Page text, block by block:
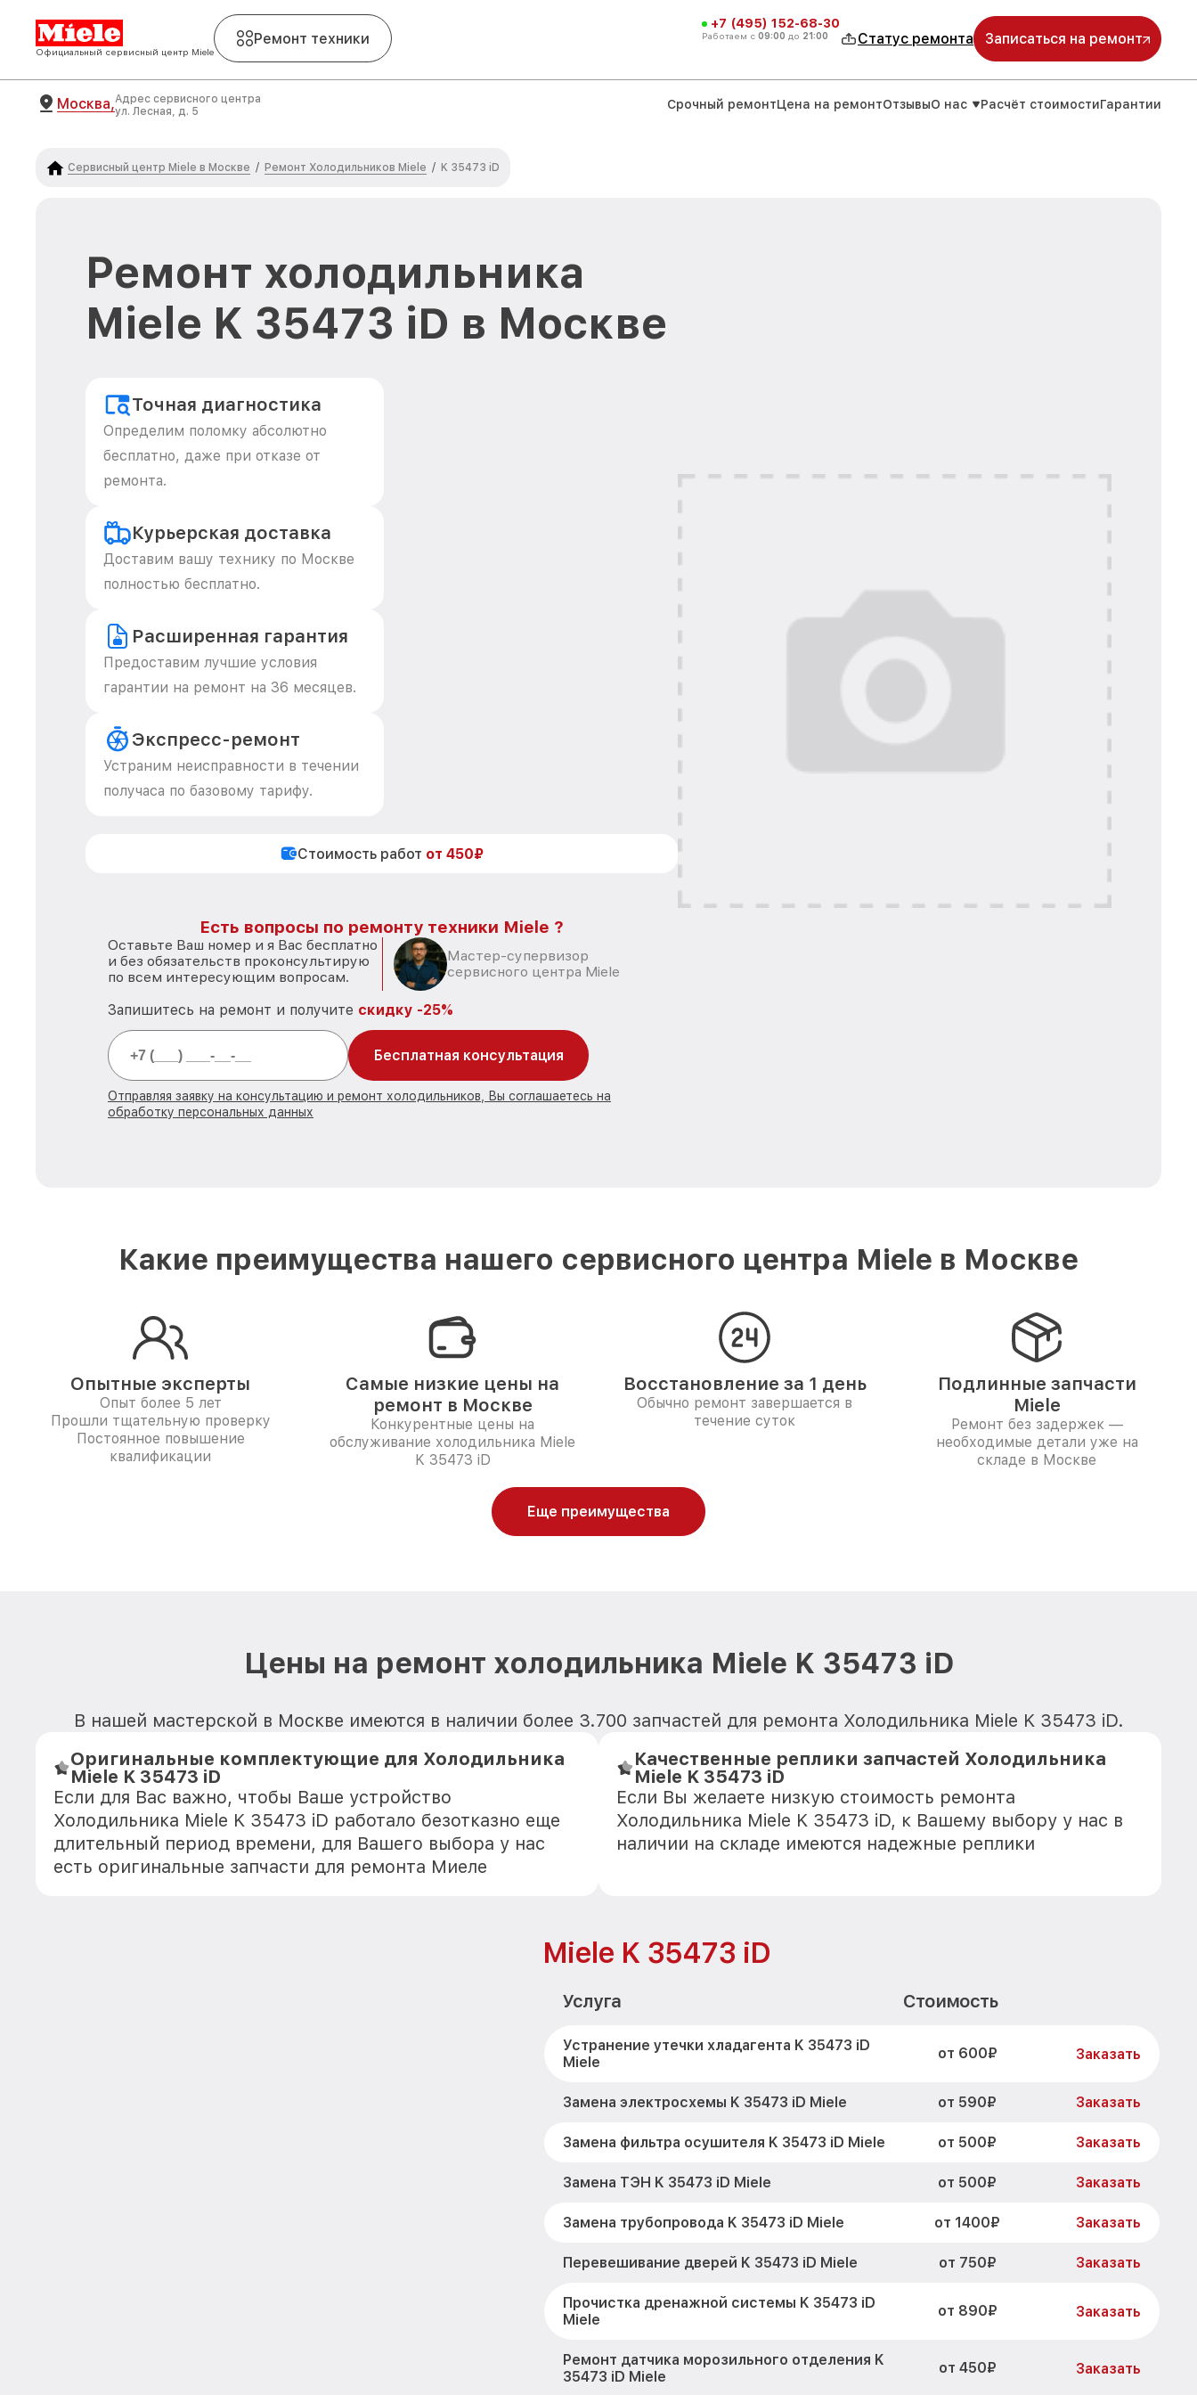
Официальный сервисный центр Miele
Ремонт техники
+7 (495) 152-68-30
Работаем с 09:00 до 21:00 Статус ремонта Записаться на ремонт
Москва,Адрес сервисного центра
ул. Лесная, д. 5
Срочный ремонтЦена на ремонтОтзывыО нас Расчёт стоимостиГарантии
Сервисный центр Miele в Москве / Ремонт Холодильников Miele / K 35473 iD
Ремонт холодильника
Miele K 35473 iD в Москве
Точная диагностика
Определим поломку абсолютно
бесплатно, даже при отказе от
ремонта.
Курьерская доставка
Доставим вашу технику по Москве
полностью бесплатно.
Расширенная гарантия
Предоставим лучшие условия
гарантии на ремонт на 36 месяцев.
Экспресс-ремонт
Устраним неисправности в течении
получаса по базовому тарифу.
Стоимость работ от 450₽
Есть вопросы по ремонту техники Miele ?
Оставьте Ваш номер и я Вас бесплатно
и без обязательств проконсультирую
по всем интересующим вопросам.
Мастер-супервизор
сервисного центра Miele
Запишитесь на ремонт и получите скидку -25%
Бесплатная консультация
Отправляя заявку на консультацию и ремонт холодильников, Вы соглашаетесь на
обработку персональных данных
Какие преимущества нашего сервисного центра Miele в Москве
Опытные эксперты
Опыт более 5 лет
Прошли тщательную проверку
Постоянное повышение
квалификации
Самые низкие цены на
ремонт в Москве
Конкурентные цены на
обслуживание холодильника Miele
K 35473 iD
Восстановление за 1 день
Обычно ремонт завершается в
течение суток
Подлинные запчасти
Miele
Ремонт без задержек —
необходимые детали уже на
складе в Москве
Еще преимущества
Цены на ремонт холодильника Miele K 35473 iD
В нашей мастерской в Москве имеются в наличии более 3.700 запчастей для ремонта Холодильника Miele K 35473 iD.
Оригинальные комплектующие для Холодильника
Miele K 35473 iD
Если для Вас важно, чтобы Ваше устройство
Холодильника Miele K 35473 iD работало безотказно еще
длительный период времени, для Вашего выбора у нас
есть оригинальные запчасти для ремонта Миеле
Качественные реплики запчастей Холодильника
Miele K 35473 iD
Если Вы желаете низкую стоимость ремонта
Холодильника Miele K 35473 iD, к Вашему выбору у нас в
наличии на складе имеются надежные реплики
Miele K 35473 iD
Услуга Стоимость
Устранение утечки хладагента K 35473 iD
Miele
от 600₽ Заказать
Замена электросхемы K 35473 iD Miele от 590₽ Заказать
Замена фильтра осушителя K 35473 iD Miele от 500₽ Заказать
Замена ТЭН K 35473 iD Miele от 500₽ Заказать
Замена трубопровода K 35473 iD Miele от 1400₽ Заказать
Перевешивание дверей K 35473 iD Miele от 750₽ Заказать
Прочистка дренажной системы K 35473 iD
Miele
от 890₽ Заказать
Ремонт датчика морозильного отделения K
35473 iD Miele
от 450₽ Заказать